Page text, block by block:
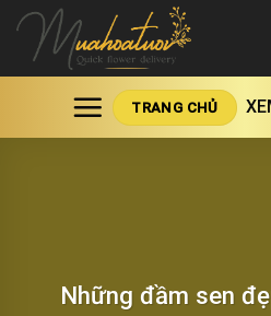
Skip
content
TRANG CHỦ
Những đầm sen